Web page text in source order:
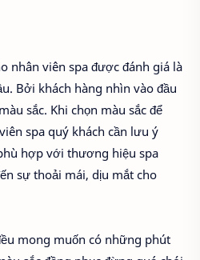
nhân viên spa được đánh giá là
Bởi khách hàng nhìn vào đầu
sắc. Khi chọn màu sắc để
spa quý khách cần lưu ý
hợp với thương hiệu spa
sự thoải mái, dịu mắt cho
mong muốn có những phút